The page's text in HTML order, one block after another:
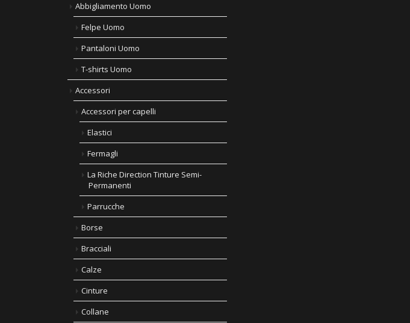
Abbigliamento Uomo
Felpe Uomo
Pantaloni Uomo
T-shirts Uomo
Accessori
Accessori per capelli
Elastici
Fermagli
La Riche Direction Tinture Semi-
Permanenti
Parrucche
Borse
Bracciali
Calze
Cinture
Collane